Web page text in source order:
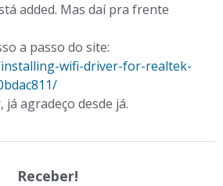
added. Mas daí pra frente
a passo do site:
wifi-driver-for-realtek-
agradeço desde já.
Receber!